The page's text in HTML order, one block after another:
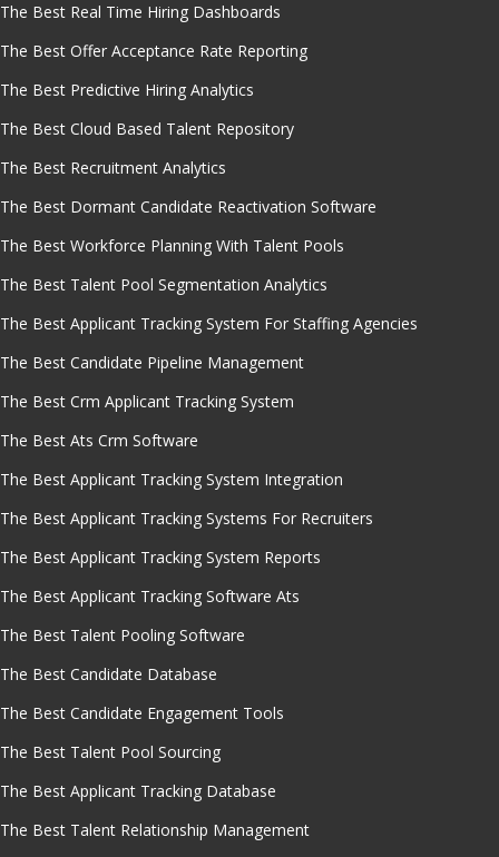
The Best Real Time Hiring Dashboards
The Best Offer Acceptance Rate Reporting
The Best Predictive Hiring Analytics
The Best Cloud Based Talent Repository
The Best Recruitment Analytics
The Best Dormant Candidate Reactivation Software
The Best Workforce Planning With Talent Pools
The Best Talent Pool Segmentation Analytics
The Best Applicant Tracking System For Staffing Agencies
The Best Candidate Pipeline Management
The Best Crm Applicant Tracking System
The Best Ats Crm Software
The Best Applicant Tracking System Integration
The Best Applicant Tracking Systems For Recruiters
The Best Applicant Tracking System Reports
The Best Applicant Tracking Software Ats
The Best Talent Pooling Software
The Best Candidate Database
The Best Candidate Engagement Tools
The Best Talent Pool Sourcing
The Best Applicant Tracking Database
The Best Talent Relationship Management